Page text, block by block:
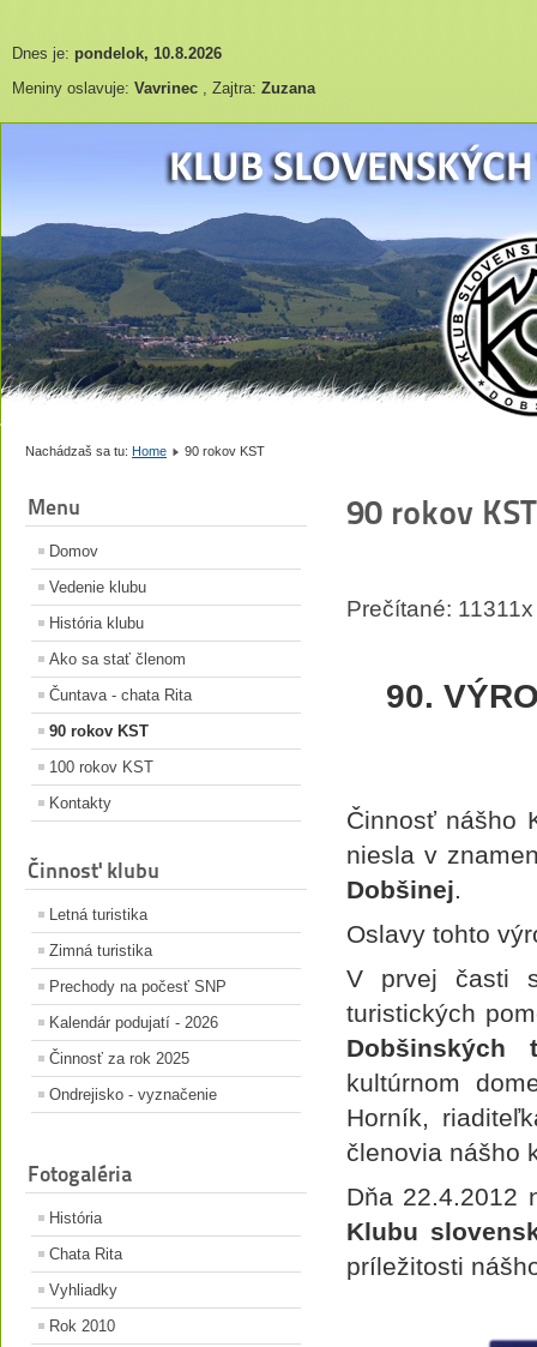
Dnes je: pondelok, 10.8.2026
Meniny oslavuje: Vavrinec , Zajtra: Zuzana
Nachádzaš sa tu: Home 90 rokov KST
Menu
Domov
Vedenie klubu
História klubu
Ako sa stať členom
Čuntava - chata Rita
90 rokov KST
100 rokov KST
Kontakty
Činnosť klubu
Letná turistika
Zimná turistika
Prechody na počesť SNP
Kalendár podujatí - 2026
Činnosť za rok 2025
Ondrejisko - vyznačenie
Fotogaléria
História
Chata Rita
Vyhliadky
Rok 2010
90 rokov KST
Prečítané: 11311x
90.
Činnosť nášho
niesla v
Dobšinej.
Oslavy tohto
V prvej časti
turistických
Dobšinských
kultúrnom
Horník,
členovia nášho
Dňa 22.4.2012
Klubu
príležitosti